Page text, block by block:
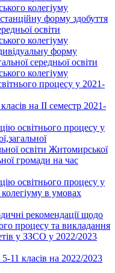
колегіуму
форму здобуття
освіти
колегіуму
форму
середньої освіти
колегіуму
процесу у 2021-
на ІІ семестр 2021-
освітнього процесу у
освіти Житомирської
громади на час
освітнього процесу у
в умовах
рекомендації щодо
процесу та викладання
у ЗЗСО у 2022/2023
11 класів на 2022/2023